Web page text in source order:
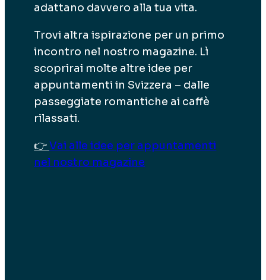
adattano davvero alla tua vita.
Trovi altra ispirazione per un primo
incontro nel nostro magazine. Lì
scoprirai molte altre idee per
appuntamenti in Svizzera – dalle
passeggiate romantiche ai caffè
rilassati.
👉Vai alle idee per appuntamenti
nel nostro magazine